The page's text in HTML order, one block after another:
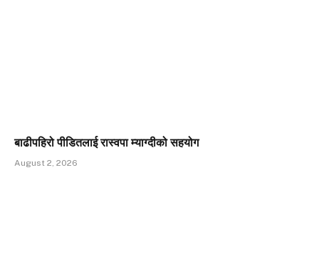
बाढीपहिरो पीडितलाई रास्वपा म्याग्दीको सहयोग
August 2, 2026